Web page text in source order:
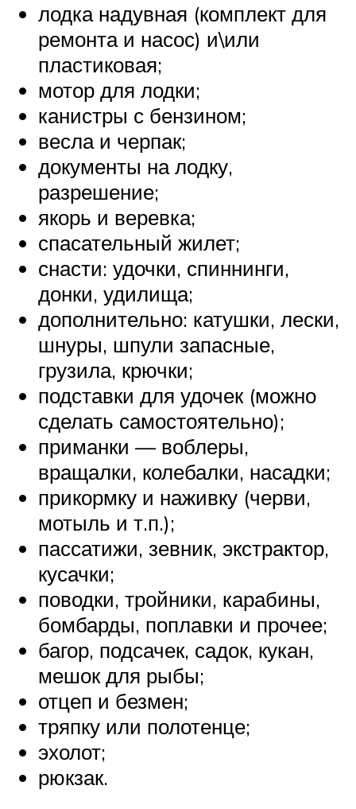
лодка надувная (комплект для
ремонта и насос) и\или
пластиковая;
мотор для лодки;
канистры с бензином;
весла и черпак;
документы на лодку,
разрешение;
якорь и веревка;
спасательный жилет;
снасти: удочки, спиннинги,
донки, удилища;
дополнительно: катушки, лески,
шнуры, шпули запасные,
грузила, крючки;
подставки для удочек (можно
сделать самостоятельно);
приманки — воблеры,
вращалки, колебалки, насадки;
прикормку и наживку (черви,
мотыль и т.п.);
пассатижи, зевник, экстрактор,
кусачки;
поводки, тройники, карабины,
бомбарды, поплавки и прочее;
багор, подсачек, садок, кукан,
мешок для рыбы;
отцеп и безмен;
тряпку или полотенце;
эхолот;
рюкзак.